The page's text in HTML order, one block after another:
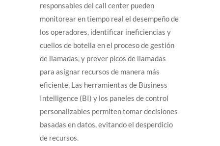
responsables del call center pueden
monitorear en tiempo real el desempeño de
los operadores, identificar ineficiencias y
cuellos de botella en el proceso de gestión
de llamadas, y prever picos de llamadas
para asignar recursos de manera más
eficiente. Las herramientas de Business
Intelligence (BI) y los paneles de control
personalizables permiten tomar decisiones
basadas en datos, evitando el desperdicio
de recursos.